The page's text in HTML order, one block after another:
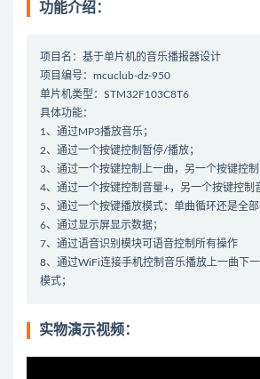
功能介绍：
项目名：基于单片机的音乐播报器设计
项目编号：mcuclub-dz-950
单片机类型：STM32F103C8T6
具体功能：
1、通过MP3播放音乐；
2、通过一个按键控制暂停/播放；
3、通过一个按键控制上一曲，另一个按键控制
4、通过一个按键控制音量+，另一个按键控制
5、通过一个按键播放模式：单曲循环还是全部
6、通过显示屏显示数据；
7、通过语音识别模块可语音控制所有操作
8、通过WiFi连接手机控制音乐播放上一曲下
模式；
实物演示视频：